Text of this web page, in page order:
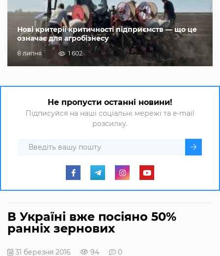
Нові критерії критичності підприємств — що це
означає для агробізнесу
8 липня 1 602
Не пропусти останні новини!
Підписуйся на наші соціальні мережі та e-mail
розсилку.
В Україні вже посіяно 50%
ранніх зернових
31 березня 2016 94 0